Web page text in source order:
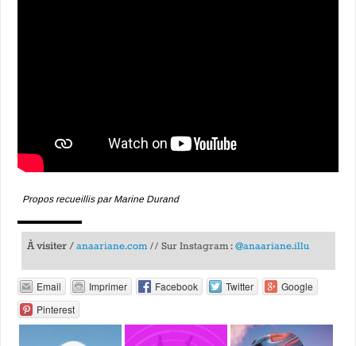
Propos recueillis par Marine Durand
À visiter / anaariane.com // Sur Instagram : @anaariane.illu
Email Imprimer Facebook Twitter
Google
Pinterest